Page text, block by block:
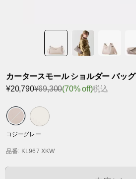
カータースモール ショルダー バッグ
¥20,790¥69,300(70% off)税込
コジーグレー
品番: KL967 XKW